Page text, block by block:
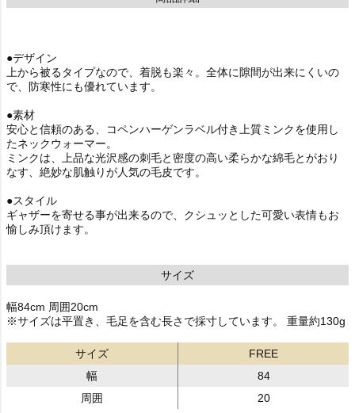
●デザイン
上から被るタイプなので、着脱も楽々。全体に隙間が出来にくいの
で、防寒性にも優れています。
●素材
安心と信頼のある、コペンハーゲンラベル付き上質ミンクを使用し
たネックウォーマー。
ミンクは、上品な光沢感の刺毛と密度の高い柔らかな綿毛とがおり
なす、絶妙な肌触りが人気の毛皮です。
●スタイル
ギャザーを寄せる事が出来るので、クシュッとした可愛い表情もお
愉しみ頂けます。
サイズ
幅84cm 周囲20cm
※サイズは平置き、毛足を含む長さで採寸しています。 重量約130g
サイズ
FREE
幅
84
周囲
20